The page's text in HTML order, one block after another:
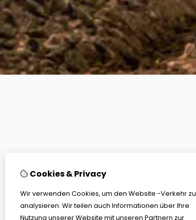
Cookies & Privacy
Wir verwenden Cookies, um den Website -Verkehr zu
analysieren. Wir teilen auch Informationen über Ihre
Nutzung unserer Website mit unseren Partnern zur